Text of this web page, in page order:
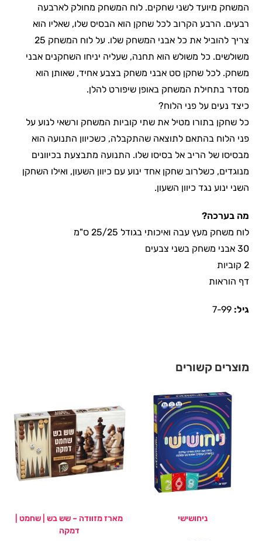
המשחק מיועד לשני שחקים. לוח המשחק מחולק לארבעה
רבעים. הרבע הקרוב לכל שחקן הוא הבסיס שלו, שאליו הוא
צריך להוביל את כל אבני המשחק שלו. על לוח המשחק 25
משולשים. כל משולש הוא תחנה, שעליה יניחו השחקנים אבני
משחק. לכל שחקן סט אבני משחק בצבע אחיד, שאותן הוא
מסדר בתחילת המשחק באופן שיפורט להלן.
כיצד נעים על פני הלוח?
כל שחקן בתורו מטיל את שתי קוביות המשחק ורשאי לנוע על
פני הלוח בהתאם לתוצאה שהתקבלה, כשכיוון התנועה הוא
מבסיסו של הריב אל בסיסו שלו. התנועה מתבצעת בכיוונים
מנוגדים, כשלרוב שחקן אחד ינוע עם כיוון השעון, ואילו השחקן
השני ינוע נגד כיוון השעון.
מה בערכה?
לוח משחק מעץ עבה ואיכותי בגודל 25/25 ס"מ
30 אבני משחק בשני צבעים
2 קוביות
דף הוראות
גיל: 7-99
מוצרים קשורים
ניחושישי
מארז מזוודה – שש בש | שחמט |
דמקה